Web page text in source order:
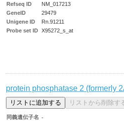
Refseq ID
NM_017213
GeneID
29479
Unigene ID
Rn.91211
Probe set ID X95272_s_at
protein phosphatase 2 (formerly
同義遺伝子名 -